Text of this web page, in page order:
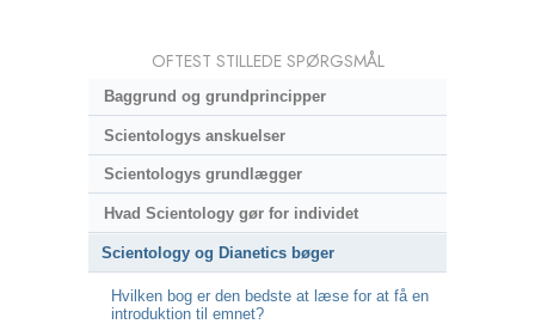
OFTEST STILLEDE SPØRGSMÅL
Baggrund og grundprincipper
Scientologys anskuelser
Scientologys grundlægger
Hvad Scientology gør for individet
Scientology og Dianetics bøger
Hvilken bog er den bedste at læse for at få en
introduktion til emnet?